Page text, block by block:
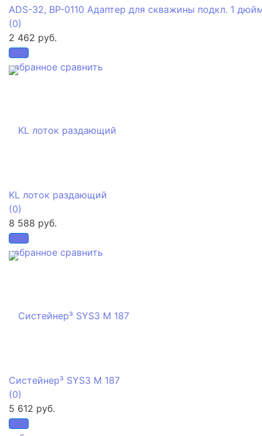
избранное сравнить
ADS-32, BP-0110 Адаптер для скважины подкл. 1
(0)
2 462 руб.
избранное сравнить
KL лоток раздающий
(0)
8 588 руб.
Систейнер³ SYS3 M 187
(0)
5 612 руб.